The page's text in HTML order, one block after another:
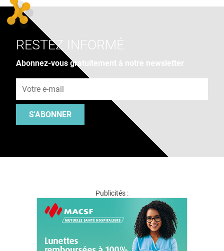
RESTEZ INFORMÉ
Abonnez-vous gratuitement à notre newsletter
S'ABONNER
Publicités :